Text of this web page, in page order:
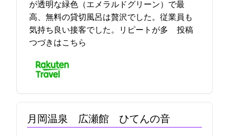
が透明な緑色（エメラルドグリーン）で最
高、無料の貸切風呂は贅沢でした。従業員も
気持ち良い接客でした。リピートが多… 2021-09-20 09:50:29投稿
つづきはこちら
月岡温泉 広瀬館 ひてんの音